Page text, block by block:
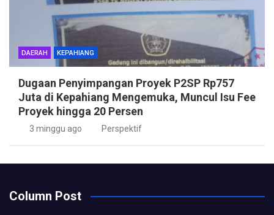
DAERAH KEPAHIANG
Dugaan Penyimpangan Proyek P2SP Rp757
Juta di Kepahiang Mengemuka, Muncul Isu Fee
Proyek hingga 20 Persen
3 minggu ago Perspektif
Column Post